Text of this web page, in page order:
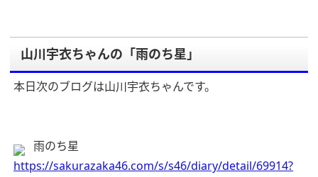
山川宇衣ちゃんの「雨のち星」
本日次のブログは山川宇衣ちゃんです。
雨のち星
https://sakurazaka46.com/s/s46/diary/detail/69914?